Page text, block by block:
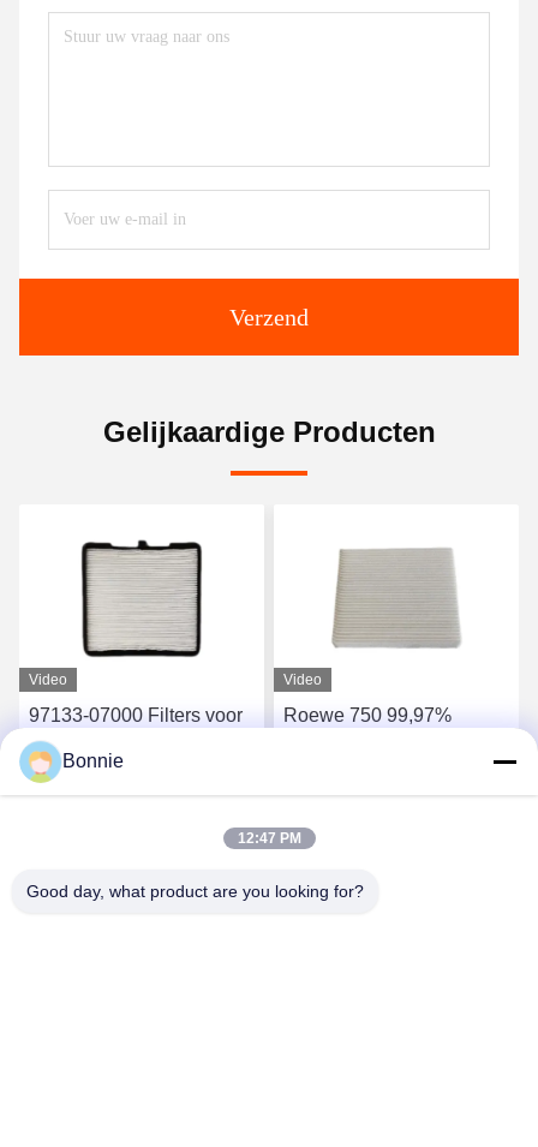
Verzend
Gelijkaardige Producten
Video
97133-07000 Filters voor
de cabine van auto's Voor
Toyota Honda Hyundai
Kia BMW Mercedes-Benz
Vind de beste prijs
Video
Roewe 750 99,97%
airconditioning filter
Bonnie
12:47 PM
Good day, what product are you looking for?